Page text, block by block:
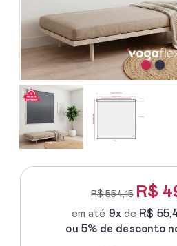
R$ 554,15 R$
em até 9x de R$
ou 5% de desconto